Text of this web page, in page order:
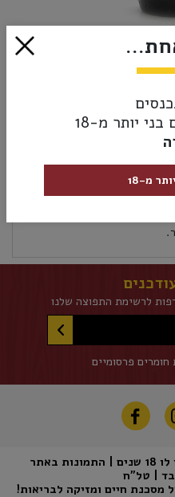
לרשימת התפוצה שלנו
פרסומיים
המכירה אסורה למי שטרם מלאו לו 18 שנים | התמונות באתר
| טל"ח
מסכנת חיים ומזיקה לבריאות!
יותר מ-18
מ-18